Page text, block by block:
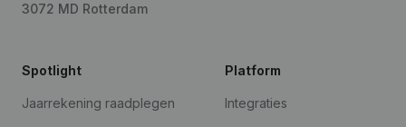
3072 MD Rotterdam
Spotlight
Jaarrekening raadplegen
Platform
Integraties